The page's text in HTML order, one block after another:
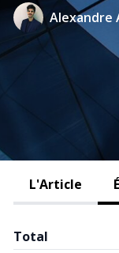
Alexandre
L'Article
Total